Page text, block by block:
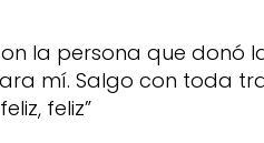
la persona que donó
mí. Salgo con toda
feliz”